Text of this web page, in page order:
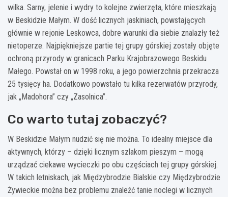
wilka. Sarny, jelenie i wydry to kolejne zwierzęta, które mieszkają
w Beskidzie Małym. W dość licznych jaskiniach, powstających
głównie w rejonie Leskowca, dobre warunki dla siebie znalazły też
nietoperze. Najpiękniejsze partie tej grupy górskiej zostały objęte
ochroną przyrody w granicach Parku Krajobrazowego Beskidu
Małego. Powstał on w 1998 roku, a jego powierzchnia przekracza
25 tysięcy ha. Dodatkowo powstało tu kilka rezerwatów przyrody,
jak „Madohora” czy „Zasolnica”.
Co warto tutaj zobaczyć?
W Beskidzie Małym nudzić się nie można. To idealny miejsce dla
aktywnych, którzy – dzięki licznym szlakom pieszym – mogą
urządzać ciekawe wycieczki po obu częściach tej grupy górskiej.
W takich letniskach, jak Międzybrodzie Bialskie czy Międzybrodzie
Żywieckie można bez problemu znaleźć tanie noclegi w licznych